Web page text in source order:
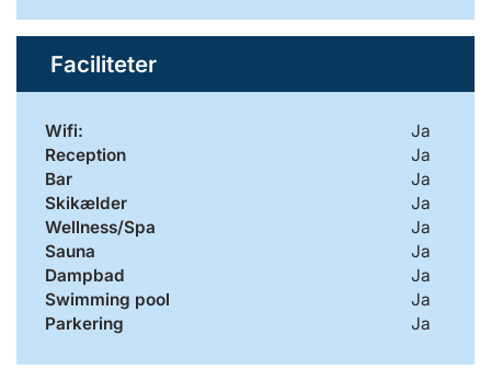
Faciliteter
Wifi:
Ja
Reception
Ja
Bar
Ja
Skikælder
Ja
Wellness/Spa
Ja
Sauna
Ja
Dampbad
Ja
Swimming pool
Ja
Parkering
Ja